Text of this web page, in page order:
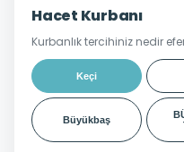
Hacet Kurbanı
Kurbanlık tercihiniz nedir
Keçi
Büyükbaş